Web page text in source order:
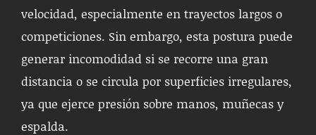
velocidad, especialmente en trayectos largos o
competiciones. Sin embargo, esta postura puede
generar incomodidad si se recorre una gran
distancia o se circula por superficies irregulares,
ya que ejerce presión sobre manos, muñecas y
espalda.